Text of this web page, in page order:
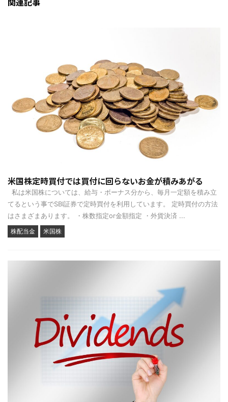
米国株定時買付では買付に回らないお金が積みあがる
私は米国株については、給与・ボーナス分から、毎月一定額を積み立
てるという事でSBI証券で定時買付を利用しています。 定時買付の方法
はさまざまあります。 ・株数指定or金額指定 ・外貨決済 ...
株配当金 米国株